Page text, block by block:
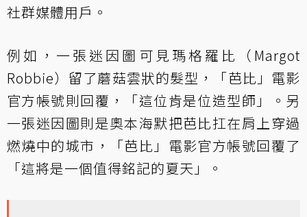
社群媒體用戶。
例如，一張迷因圖可見瑪格羅比（Margot
Robbie）留了蘑菇雲狀的髮型，「芭比」電影
官方帳號則回覆，「這位肯是位造型師」。另
一張迷因圖則是奧本海默把芭比扛在肩上穿過
燃燒中的城市，「芭比」電影官方帳號回覆了
「這將是一個值得銘記的夏天」。